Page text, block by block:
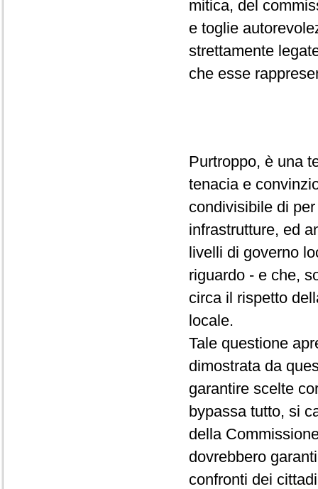
mitica, del
e toglie
strettamente
che esse
Purtroppo, è una
tenacia e
condivisibile di
infrastrutture, ed
livelli di governo
riguardo - e che,
circa il rispetto
locale.
Tale questione
dimostrata da
garantire scelte
bypassa tutto, si
della
dovrebbero
confronti dei